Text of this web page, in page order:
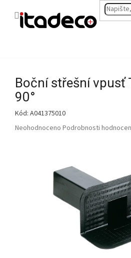
Boční střešní vpusť
90°
Kód: A041375010
Průměrné
Neohodnoceno Podrobnosti